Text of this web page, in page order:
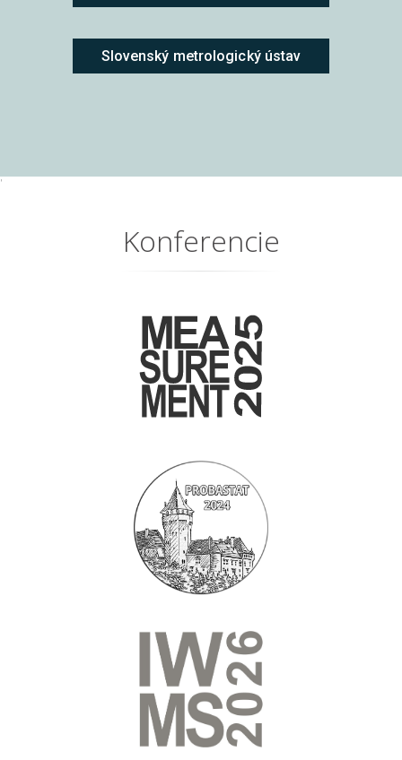
Slovenský metrologický ústav
'
Konferencie